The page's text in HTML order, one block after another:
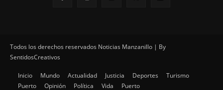
Todos los derechos reservados Noticias Manzanillo | By
SentidosCreativos
Inicio Mundo Actualidad Justicia Deportes
Turismo
Puerto
Opinión Política Vida Puerto